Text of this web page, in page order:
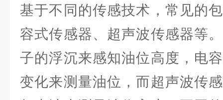
基于不同的传感技术，常见的
容式传感器、超声波传感器等
子的浮沉来感知油位高度，电
变化来测量油位，而超声波传